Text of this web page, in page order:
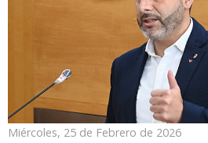
Miércoles, 25 de Febrero de 2026